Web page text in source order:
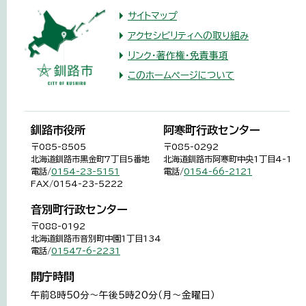
サイトマップ
アクセシビリティへの取り組み
リンク・著作権・免責事項
このホームページについて
釧路市役所
〒085-8505
北海道釧路市黒金町7丁目5番地
電話/0154-23-5151
FAX/0154-23-5222
阿寒町行政センター
〒085-0292
北海道釧路市阿寒町中央1丁目4-1
電話/0154-66-2121
音別町行政センター
〒088-0192
北海道釧路市音別町中園1丁目134
電話/01547-6-2231
開庁時間
午前8時50分～午後5時20分（月～金曜日）